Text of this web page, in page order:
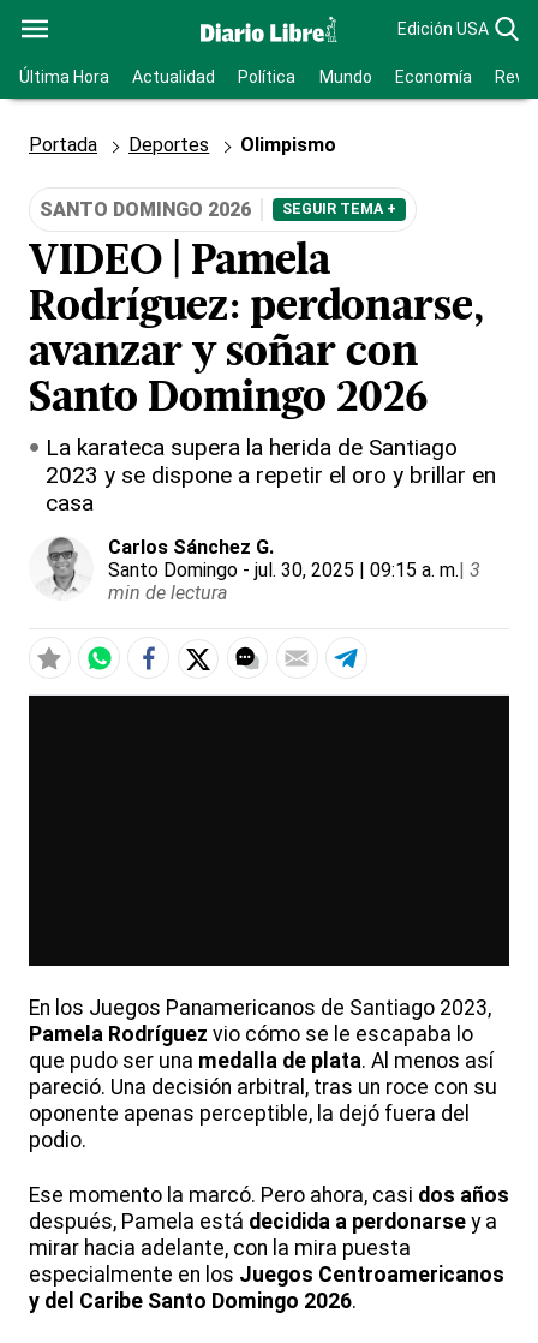
Edición USA
Última Hora Actualidad Política Mundo Economía
Portada Deportes Olimpismo
SANTO DOMINGO 2026 SEGUIR TEMA +
VIDEO | Pamela
Rodríguez: perdonarse,
avanzar y soñar con
Santo Domingo 2026
La karateca supera la herida de Santiago
2023 y se dispone a repetir el oro y brillar en
casa
Carlos Sánchez G.
Santo Domingo - jul. 30, 2025 | 09:15 a. m.| 3
min de lectura
En los Juegos Panamericanos de Santiago 2023,
Pamela Rodríguez vio cómo se le escapaba lo
que pudo ser una medalla de plata. Al menos así
pareció. Una decisión arbitral, tras un roce con su
oponente apenas perceptible, la dejó fuera del
podio.
Ese momento la marcó. Pero ahora, casi dos años
después, Pamela está decidida a perdonarse y a
mirar hacia adelante, con la mira puesta
especialmente en los Juegos Centroamericanos
y del Caribe Santo Domingo 2026.